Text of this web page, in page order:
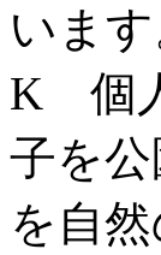
います
K 個
子を
を自